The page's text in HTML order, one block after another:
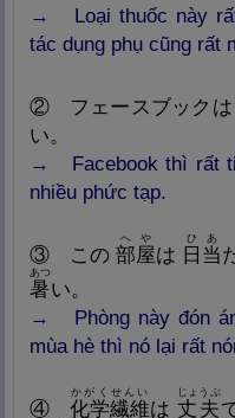
→ Loại thuốc này
tác dụng phụ cũng rất
② フ ェースブックは
い。
→ Facebook thì rất
nhiều phức tạp.
③ この 部屋
へや
は 日 当
ứng
ひあ
暑
あつ
い。
→ Phòng này đón
mùa hè thì nó lại rất
④ 化学繊維
かがくせんい
は 丈 夫
じょうぶ